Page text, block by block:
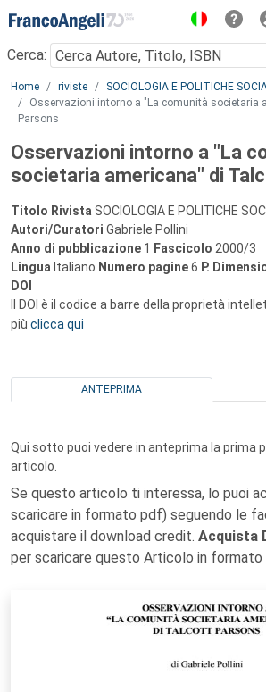
Menu
Cerca:
Main content
Home riviste SOCIOLOGIA E POLITICHE
Osservazioni intorno a "La comunità societaria
Parsons
Osservazioni intorno a "La
societaria americana" di
Titolo Rivista SOCIOLOGIA E POLITICHE
Autori/Curatori Gabriele Pollini
Anno di pubblicazione 1 Fascicolo 2000/3
Lingua Italiano Numero pagine6 P.
DOI
Il DOI è il codice a barre della proprietà
più clicca qui
ANTEPRIMA
Qui sotto puoi vedere in anteprima la prima
articolo.
Se questo articolo ti interessa, lo puoi
scaricare in formato pdf) seguendo le
acquistare il download credit. Acquista
per scaricare questo Articolo in formato